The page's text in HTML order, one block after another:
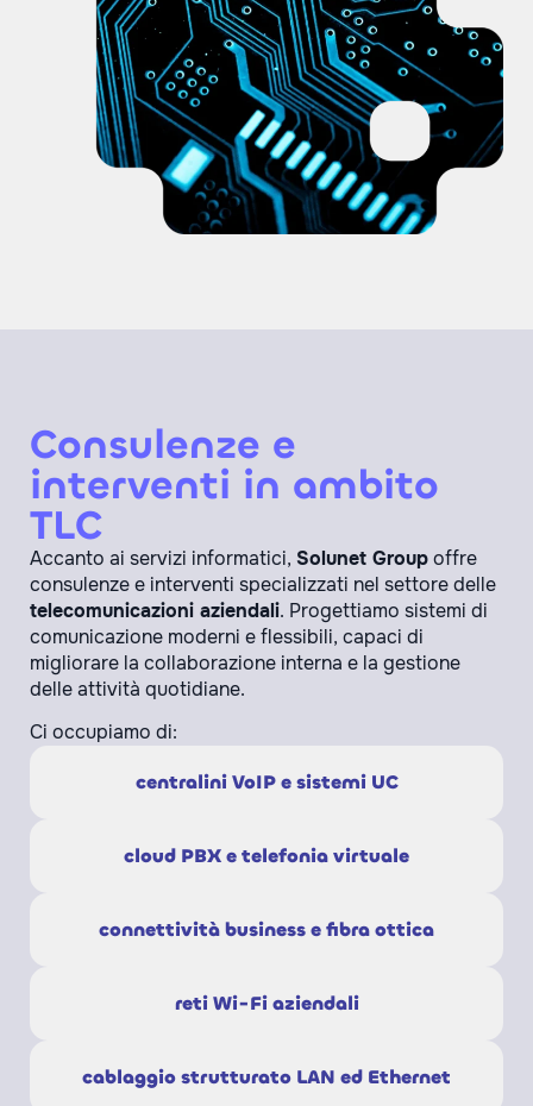
Consulenze e
interventi in ambito
TLC
Accanto ai servizi informatici, Solunet Groupoffre
consulenze e interventi specializzati nel settore delle
telecomunicazioni aziendali. Progettiamo sistemi di
comunicazione moderni e flessibili, capaci di
migliorare la collaborazione interna e la gestione
delle attività quotidiane.
Ci occupiamo di:
centralini VoIP e sistemi UC
cloud PBX e telefonia virtuale
connettività business e fibra ottica
reti Wi-Fi aziendali
cablaggio strutturato LAN ed Ethernet